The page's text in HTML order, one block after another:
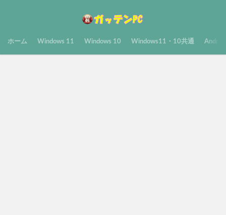
ホーム Windows 11 Windows 10 Windows11・10共通